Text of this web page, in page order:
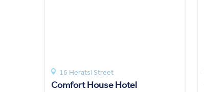
16 Heratsi Street
Comfort House Hotel